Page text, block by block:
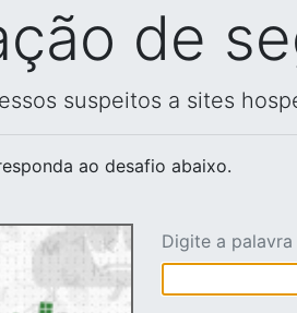
de
suspeitos a sites
ao desafio abaixo.
Digite a